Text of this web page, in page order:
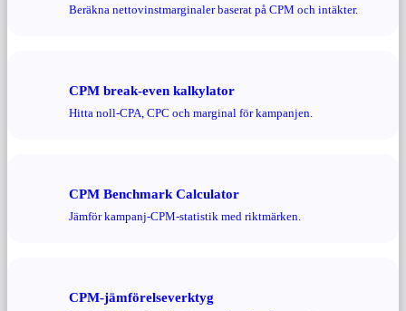
Beräkna nettovinstmarginaler baserat på CPM och intäkter.
CPM break-even kalkylator
Hitta noll-CPA, CPC och marginal för kampanjen.
CPM Benchmark Calculator
Jämför kampanj-CPM-statistik med riktmärken.
CPM-jämförelseverktyg